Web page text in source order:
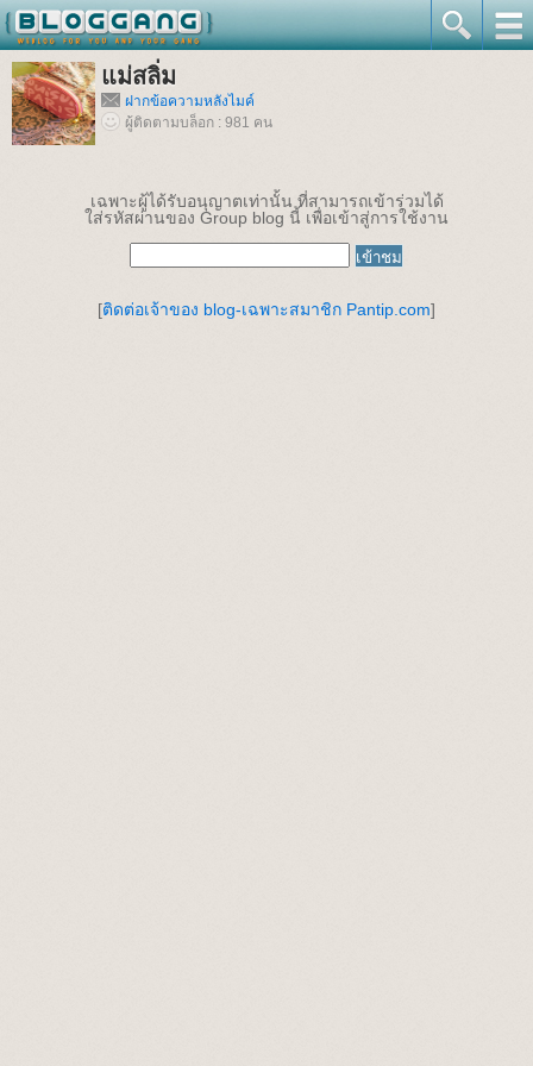
แม่สลิ่ม
ฝากข้อความหลังไมค์
ผู้ติดตามบล็อก : 981 คน
เฉพาะผู้ได้รับอนุญาตเท่านั้น ที่สามารถเข้าร่วมได้
ใส่รหัสผ่านของ Group blog นี้ เพื่อเข้าสู่การใช้งาน
[ติดต่อเจ้าของ blog-เฉพาะสมาชิก Pantip.com]